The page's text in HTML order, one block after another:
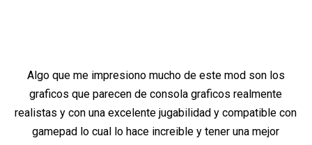
Algo que me impresiono mucho de este mod son los
graficos que parecen de consola graficos realmente
realistas y con una excelente jugabilidad y compatible con
gamepad lo cual lo hace increible y tener una mejor